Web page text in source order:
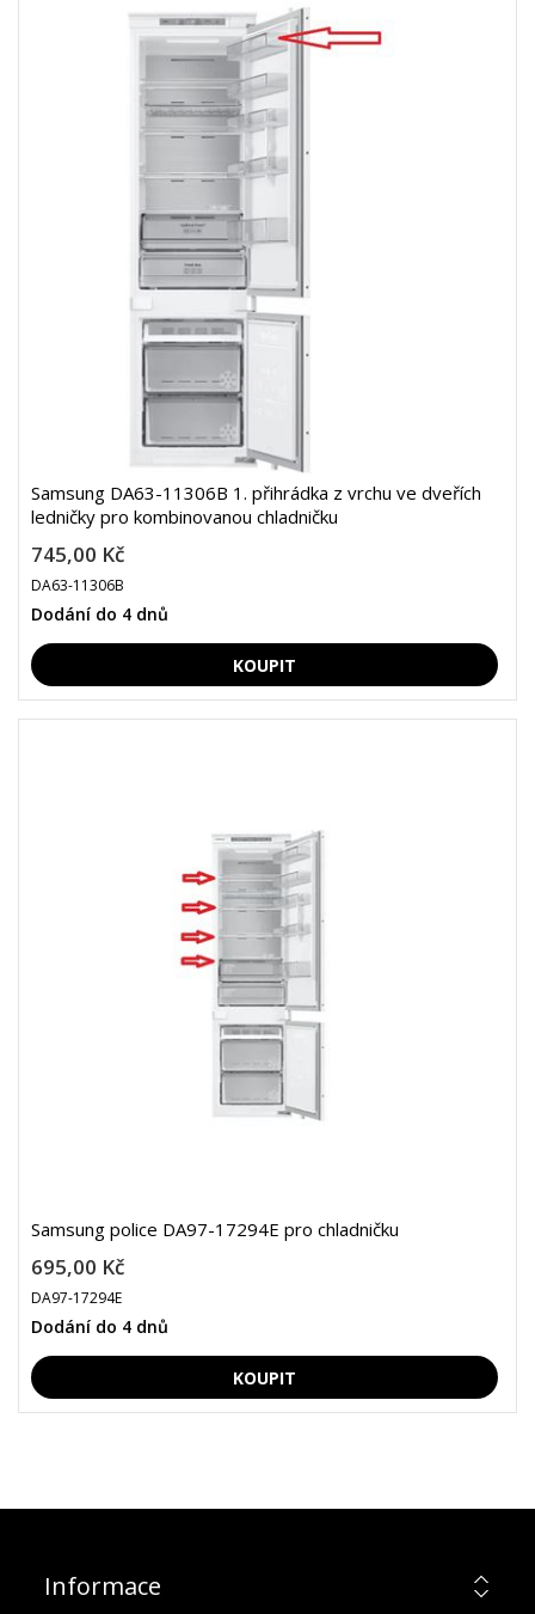
Samsung DA63-11306B 1. přihrádka z vrchu ve dveřích
ledničky pro kombinovanou chladničku
745,00 Kč
DA63-11306B
Dodání do 4 dnů
Samsung police DA97-17294E pro chladničku
695,00 Kč
DA97-17294E
Dodání do 4 dnů
Informace